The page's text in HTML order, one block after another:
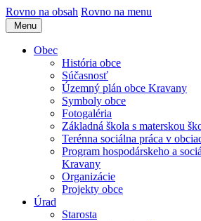
Rovno na obsah Rovno na menu
Menu
Obec
História obce
Súčasnosť
Územný plán obce Kravany
Symboly obce
Fotogaléria
Základná škola s materskou
Terénna sociálna práca v
Program hospodárskeho a
Kravany
Organizácie
Projekty obce
Úrad
Starosta